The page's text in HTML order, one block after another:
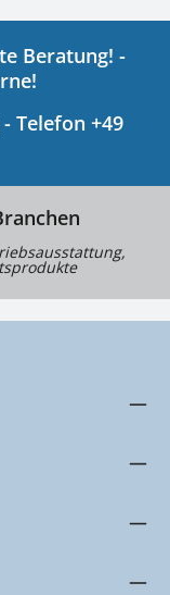
Beratung! -
- Telefon +49